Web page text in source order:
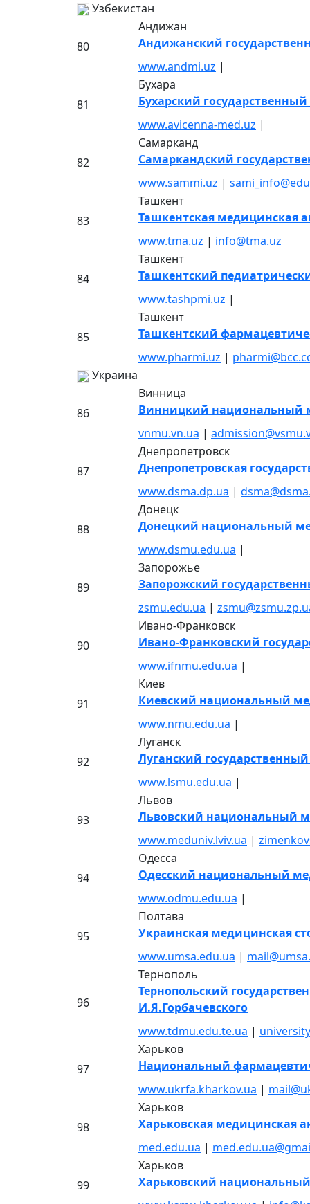
Узбекистан
80
Андижан
Андижанский
www.andmi.uz |
81
Бухара
Бухарский
www.avicenna-med.uz |
82
Самарканд
Самаркандский
www.sammi.uz |
83
Ташкент
Ташкентская медицинская
www.tma.uz | info@tma.uz
84
Ташкент
Ташкентский
www.tashpmi.uz |
85
Ташкент
Ташкентский
www.pharmi.uz |
Украина
86
Винница
Винницкий национальный
vnmu.vn.ua |
87
Днепропетровск
Днепропетровская
www.dsma.dp.ua |
88
Донецк
Донецкий национальный
www.dsmu.edu.ua |
89
Запорожье
Запорожский
zsmu.edu.ua |
90
Ивано-Франковск
Ивано-Франковский
www.ifnmu.edu.ua |
91
Киев
Киевский национальный
www.nmu.edu.ua |
92
Луганск
Луганский
www.lsmu.edu.ua |
93
Львов
Львовский национальный
www.meduniv.lviv.ua |
94
Одесса
Одесский национальный
www.odmu.edu.ua |
95
Полтава
Украинская медицинская
www.umsa.edu.ua |
96
Тернополь
Тернопольский
И.Я.Горбачевского
www.tdmu.edu.te.ua |
97
Харьков
Национальный
www.ukrfa.kharkov.ua |
98
Харьков
Харьковская медицинская
med.edu.ua |
99
Харьков
Харьковский